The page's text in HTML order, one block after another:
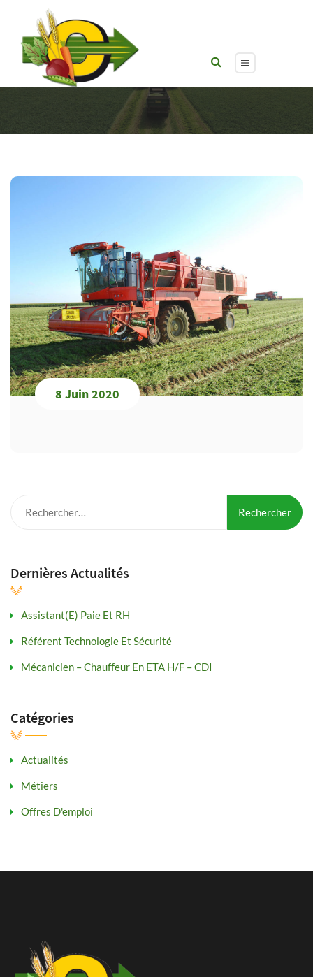
BCMH BH 900 – Récolte de pois
8 Juin 2020
Dernières Actualités
Assistant(e) Paie Et RH
Référent Technologie Et Sécurité
Mécanicien – Chauffeur En ETA H/F – CDI
Catégories
Actualités
Métiers
Offres D'emploi